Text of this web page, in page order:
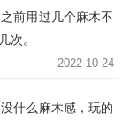
前用过几个麻木不
次。
2022-10-24
什么麻木感，玩的